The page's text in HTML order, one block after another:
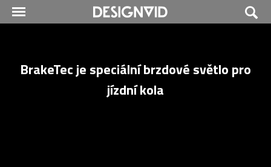
BrakeTec je speciální brzdové světlo pro
jízdní kola